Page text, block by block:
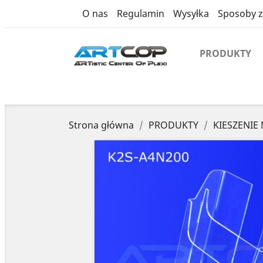
O nas Regulamin Wysyłka Sposoby
PRODUKTY
Strona główna PRODUKTY